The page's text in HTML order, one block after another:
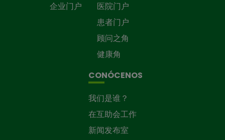
企业门户
医院门户
患者门户
顾问之角
健康角
CONÓCENOS
我们是谁？
在互助会工作
新闻发布室